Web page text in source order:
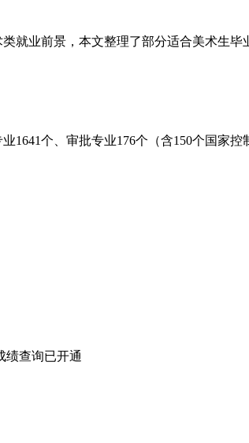
就业前景，本文整理了部分适合美术生
1641个、审批专业176个（含150个国家
绩查询已开通